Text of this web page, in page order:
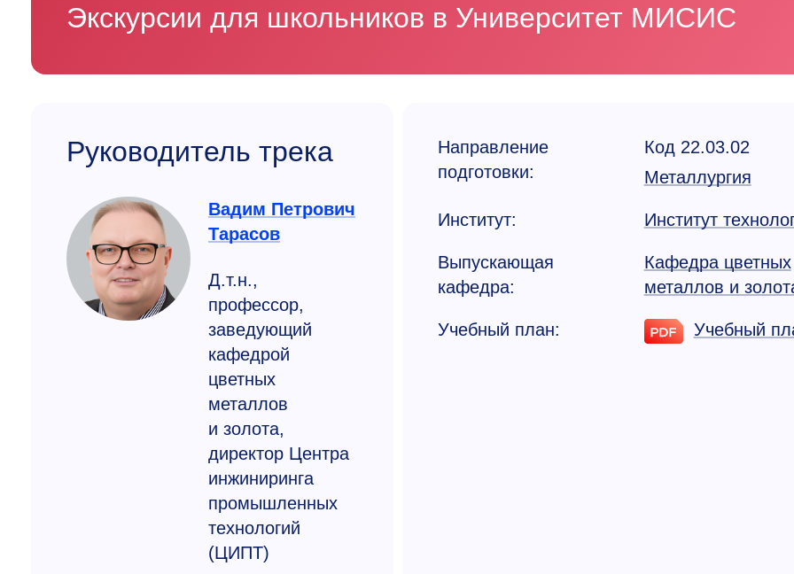
Экскурсии для школьников в Университет МИСИС
Руководитель трека
Вадим Петрович
Тарасов
Д.т.н.,
профессор,
заведующий
кафедрой
цветных
металлов
и золота,
директор Центра
инжиниринга
промышленных
технологий
(ЦИПТ)
Направление
подготовки:
Код 22.03.02
Металлургия
Институт: Институт
Выпускающая
кафедра:
Кафедра цветных
металлов и
Учебный план: Учебный